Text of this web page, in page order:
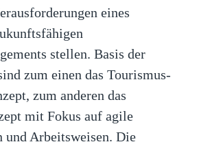
eines
stellen. Basis der
zum einen das Tourismus-
zum anderen das
mit Fokus auf agile
Arbeitsweisen. Die